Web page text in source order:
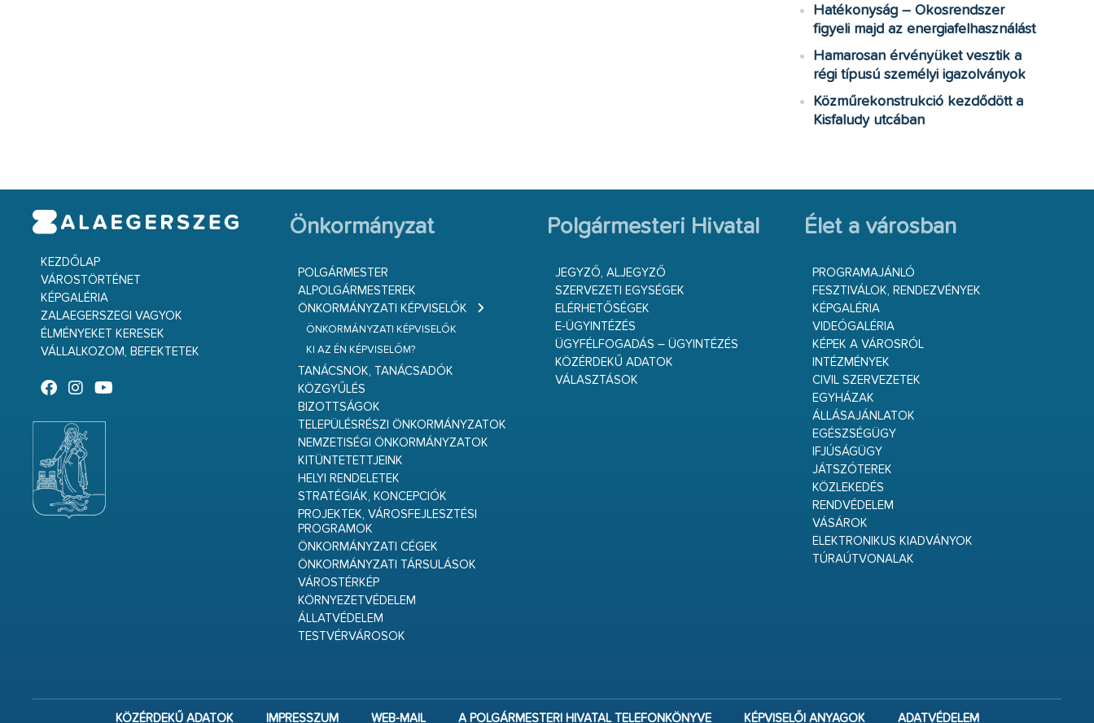
Hatékonyság – Okosrendszer
figyeli majd az energiafelhasználást
Hamarosan érvényüket vesztik a
régi típusú személyi igazolványok
Közműrekonstrukció kezdődött a
Kisfaludy utcában
KEZDŐLAP
VÁROSTÖRTÉNET
KÉPGALÉRIA
ZALAEGERSZEGI VAGYOK
ÉLMÉNYEKET KERESEK
VÁLLALKOZOM, BEFEKTETEK
Önkormányzat
POLGÁRMESTER
ALPOLGÁRMESTEREK
ÖNKORMÁNYZATI KÉPVISELŐK
ÖNKORMÁNYZATI KÉPVISELŐK
KI AZ ÉN KÉPVISELŐM?
TANÁCSNOK, TANÁCSADÓK
KÖZGYŰLÉS
BIZOTTSÁGOK
TELEPÜLÉSRÉSZI ÖNKORMÁNYZATOK
NEMZETISÉGI ÖNKORMÁNYZATOK
KITÜNTETETTJEINK
HELYI RENDELETEK
STRATÉGIÁK, KONCEPCIÓK
PROJEKTEK, VÁROSFEJLESZTÉSI
PROGRAMOK
ÖNKORMÁNYZATI CÉGEK
ÖNKORMÁNYZATI TÁRSULÁSOK
VÁROSTÉRKÉP
KÖRNYEZETVÉDELEM
ÁLLATVÉDELEM
TESTVÉRVÁROSOK
Polgármesteri Hivatal
JEGYZŐ, ALJEGYZŐ
SZERVEZETI EGYSÉGEK
ELÉRHETŐSÉGEK
E-ÜGYINTÉZÉS
ÜGYFÉLFOGADÁS – ÜGYINTÉZÉS
KÖZÉRDEKŰ ADATOK
VÁLASZTÁSOK
Élet a városban
PROGRAMAJÁNLÓ
FESZTIVÁLOK, RENDEZVÉNYEK
KÉPGALÉRIA
VIDEÓGALÉRIA
KÉPEK A VÁROSRÓL
INTÉZMÉNYEK
CIVIL SZERVEZETEK
EGYHÁZAK
ÁLLÁSAJÁNLATOK
EGÉSZSÉGÜGY
IFJÚSÁGÜGY
JÁTSZÓTEREK
KÖZLEKEDÉS
RENDVÉDELEM
VÁSÁROK
ELEKTRONIKUS KIADVÁNYOK
TÚRAÚTVONALAK
KÖZÉRDEKŰ ADATOK IMPRESSZUM WEB-MAIL A POLGÁRMESTERI HIVATAL TELEFONKÖNYVE KÉPVISELŐI ANYAGOK ADATVÉDELEM